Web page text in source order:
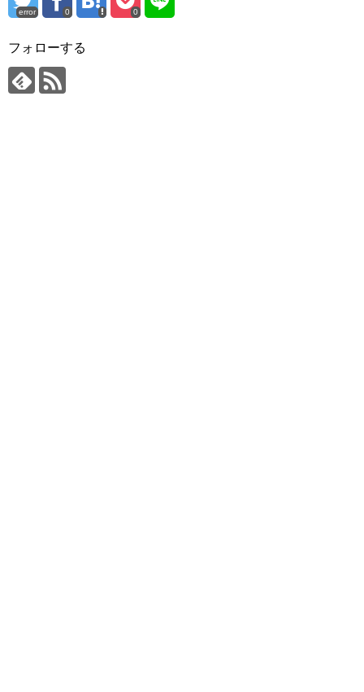
error 0 0
フォローする